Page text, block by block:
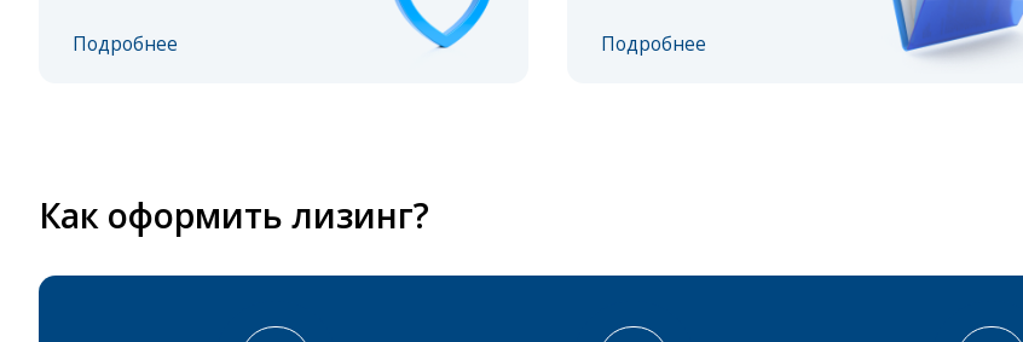
Подробнее Подробнее
Как оформить лизинг?